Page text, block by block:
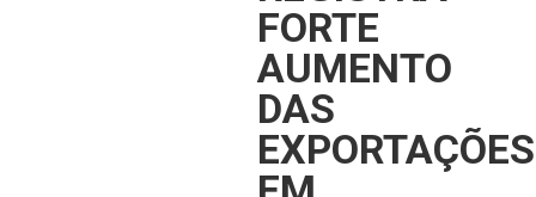
FORTE
AUMENTO
DAS
EXPORTAÇÕES